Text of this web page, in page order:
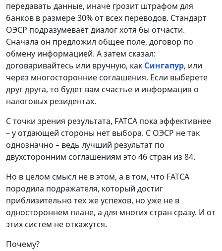
передавать данные, иначе грозит штрафом для
банков в размере 30% от всех переводов. Стандарт
ОЭСР подразумевает диалог хотя бы отчасти.
Сначала он предложил общее поле, договор по
обмену информацией. А затем сказал:
договаривайтесь или вручную, как Сингапур, или
через многосторонние соглашения. Если выберете
друг друга, то будет вам счастье и информация о
налоговых резидентах.
С точки зрения результата, FATCA пока эффективнее
– у отдающей стороны нет выбора. С ОЭСР не так
однозначно – ведь лучший результат по
двухсторонним соглашениям это 46 стран из 84.
Но в целом смысл не в этом, а в том, что FATCA
породила подражателя, который достиг
приблизительно тех же успехов, но уже не в
одностороннем плане, а для многих стран сразу. И от
этих систем не откажутся.
Почему?